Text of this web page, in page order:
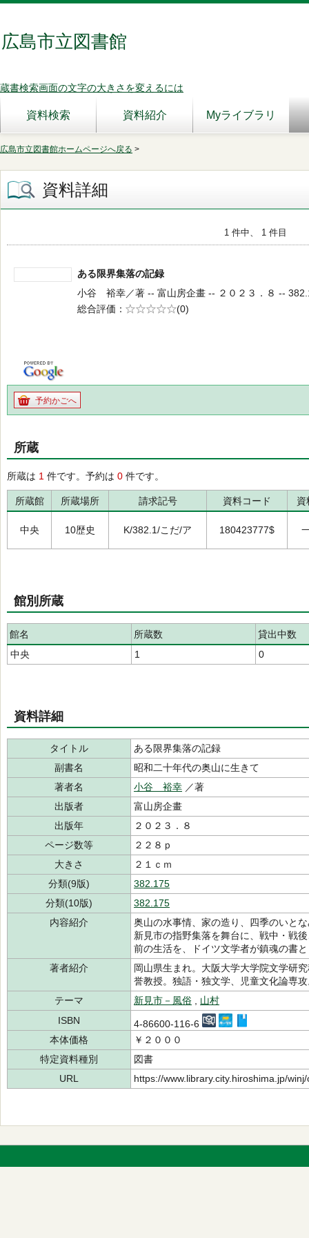
広島市立図書館
蔵書検索画面の文字の大きさを変えるには
資料検索 資料紹介 Myライブラリ
広島市立図書館ホームページへ戻る >
資料詳細
1 件中、 1 件目
ある限界集落の記録
小谷 裕幸／著 -- 富山房企畫 -- ２０２３．８ --
総合評価
5段階評価
(0)
予約かごへ
所蔵
所蔵は 1 件です。予約は 0 件です。
所蔵館 所蔵場所 請求記号 資料コード 資
中央 10歴史 K/382.1/こだ/ア 180423777$
館別所蔵
館名 所蔵数
貸出中数
中央
1 0
資料詳細
タイトル
ある限界集落の記録
副書名
昭和二十年代の奥山に生きて
著者名
小谷 裕幸 ／著
出版者
富山房企畫
出版年
２０２３．８
ページ数等
２２８ｐ
大きさ
２１ｃｍ
分類(9版)
382.175
分類(10版)
382.175
内容紹介
奥山の水事情、家の造り、四季のいと
新見市の指野集落を舞台に、戦中・戦
前の生活を、ドイツ文学者が鎮魂の書
著者紹介
岡山県生まれ。大阪大学大学院文学研
誉教授。独語・独文学、児童文化論専
テーマ
新見市－風俗
山村
ISBN
4-86600-116-6
本体価格
￥２０００
特定資料種別
図書
URL
https://www.library.city.hiroshima.jp/